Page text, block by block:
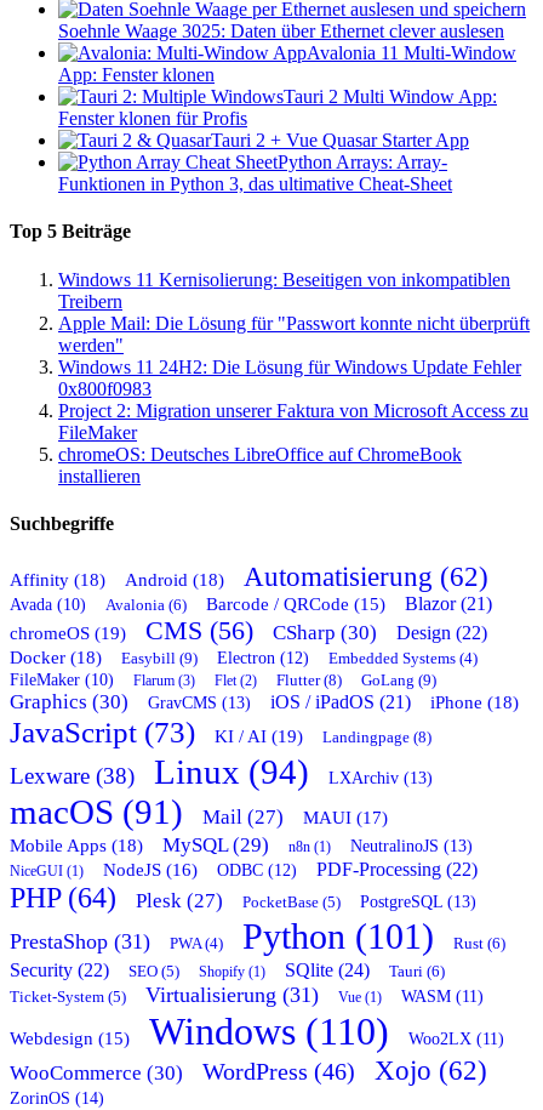
Soehnle Waage 3025: Daten über Ethernet clever auslesen
Avalonia 11 Multi-Window
App: Fenster klonen
Tauri 2 Multi Window App:
Fenster klonen für Profis
Tauri 2 + Vue Quasar Starter App
Python Arrays: Array-
Funktionen in Python 3, das ultimative Cheat-Sheet
Top 5 Beiträge
Windows 11 Kernisolierung: Beseitigen von inkompatiblen
Treibern
Apple Mail: Die Lösung für "Passwort konnte nicht überprüft
werden"
Windows 11 24H2: Die Lösung für Windows Update Fehler
0x800f0983
Project 2: Migration unserer Faktura von Microsoft Access zu
FileMaker
chromeOS: Deutsches LibreOffice auf ChromeBook
installieren
Suchbegriffe
Affinity (18) Android (18) Automatisierung (62)
Avada (10) Avalonia (6) Barcode / QRCode (15)
Blazor (21)
chromeOS (19)
CMS (56) CSharp (30) Design (22)
Docker (18) Easybill (9) Electron (12) Embedded Systems (4)
FileMaker (10) Flarum (3) Flet (2) Flutter (8) GoLang (9)
Graphics (30) GravCMS (13) iOS / iPadOS (21) iPhone (18)
JavaScript (73) KI / AI (19) Landingpage (8)
Lexware (38) Linux (94) LXArchiv (13)
macOS (91) Mail (27)
MAUI (17)
Mobile Apps (18)
MySQL (29) n8n (1) NeutralinoJS (13)
NiceGUI (1) NodeJS (16) ODBC (12) PDF-Processing (22)
PHP (64) Plesk (27) PocketBase (5) PostgreSQL (13)
PrestaShop (31) PWA (4) Python (101) Rust (6)
Security (22) SEO (5) Shopify (1) SQlite (24) Tauri (6)
Ticket-System (5) Virtualisierung (31) Vue (1) WASM (11)
Webdesign (15) Windows (110) Woo2LX (11)
WooCommerce (30) WordPress (46) Xojo (62)
ZorinOS (14)